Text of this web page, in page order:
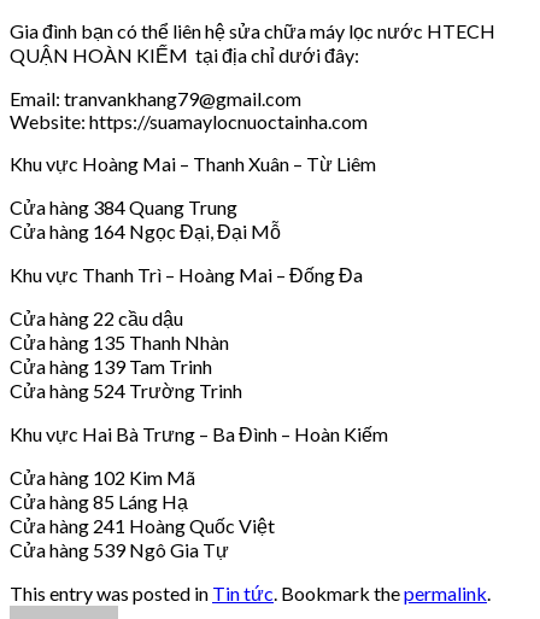
Gia đình bạn có thể liên hệ sửa chữa máy lọc nước HTECH
QUẬN HOÀN KIẾM tại địa chỉ dưới đây:
Email: tranvankhang79@gmail.com
Website: https://suamaylocnuoctainha.com
Khu vực Hoàng Mai – Thanh Xuân – Từ Liêm
Cửa hàng 384 Quang Trung
Cửa hàng 164 Ngọc Đại, Đại Mỗ
Khu vực Thanh Trì – Hoàng Mai – Đống Đa
Cửa hàng 22 cầu dậu
Cửa hàng 135 Thanh Nhàn
Cửa hàng 139 Tam Trinh
Cửa hàng 524 Trường Trinh
Khu vực Hai Bà Trưng – Ba Đình – Hoàn Kiếm
Cửa hàng 102 Kim Mã
Cửa hàng 85 Láng Hạ
Cửa hàng 241 Hoàng Quốc Việt
Cửa hàng 539 Ngô Gia Tự
This entry was posted in Tin tức . Bookmark thepermalink